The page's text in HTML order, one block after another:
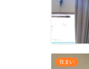
住まい